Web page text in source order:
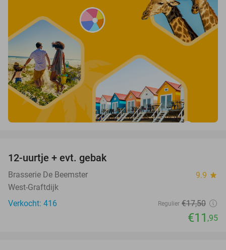
12-uurtje + evt. gebak
Brasserie De Beemster 9.9 star
West-Graftdijk
Verkocht: 416
Regulier €17,50
€11 ,95